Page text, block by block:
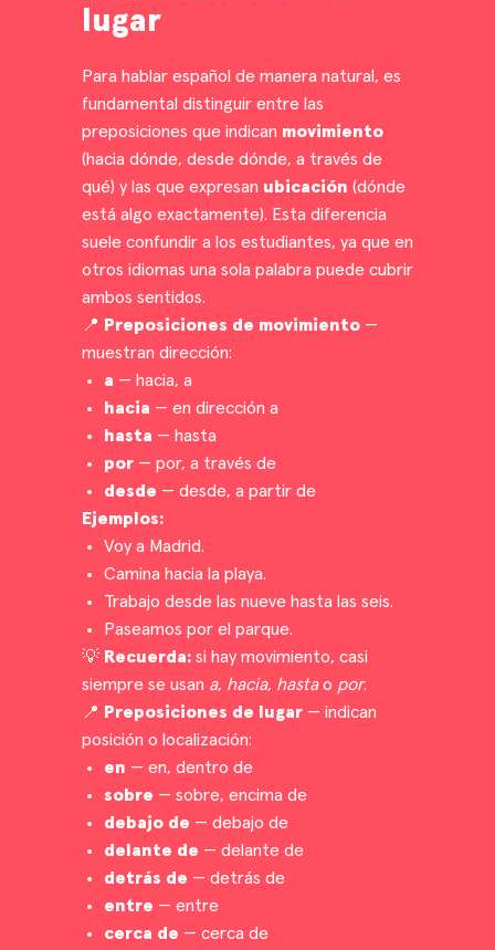
Para hablar español de manera natural, es
fundamental distinguir entre las
preposiciones que indican movimiento
(hacia dónde, desde dónde, a través de
qué) y las que expresan ubicación (dónde
está algo exactamente). Esta diferencia
suele confundir a los estudiantes, ya que en
otros idiomas una sola palabra puede cubrir
ambos sentidos.
📍 Preposiciones de movimiento —
muestran dirección:
a — hacia, a
hacia — en dirección a
hasta — hasta
por — por, a través de
desde — desde, a partir de
Ejemplos:
Voy a Madrid.
Camina hacia la playa.
Trabajo desde las nueve hasta las seis.
Paseamos por el parque.
💡 Recuerda: si hay movimiento, casi
siempre se usan a, hacia, hastao por.
📍 Preposiciones de lugar — indican
posición o localización:
en — en, dentro de
sobre — sobre, encima de
debajo de — debajo de
delante de — delante de
detrás de — detrás de
entre — entre
cerca de — cerca de
lugar